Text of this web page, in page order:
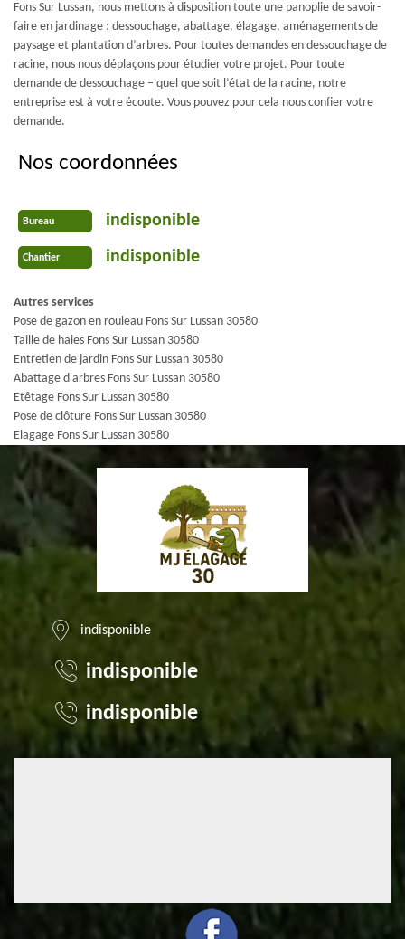
Fons Sur Lussan, nous mettons à disposition toute une panoplie de savoir-
faire en jardinage : dessouchage, abattage, élagage, aménagements de
paysage et plantation d’arbres. Pour toutes demandes en dessouchage de
racine, nous nous déplaçons pour étudier votre projet. Pour toute
demande de dessouchage – quel que soit l’état de la racine, notre
entreprise est à votre écoute. Vous pouvez pour cela nous confier votre
demande.
Nos coordonnées
Bureau indisponible
Chantier indisponible
Autres services
Pose de gazon en rouleau Fons Sur Lussan 30580
Taille de haies Fons Sur Lussan 30580
Entretien de jardin Fons Sur Lussan 30580
Abattage d'arbres Fons Sur Lussan 30580
Etêtage Fons Sur Lussan 30580
Pose de clôture Fons Sur Lussan 30580
Elagage Fons Sur Lussan 30580
indisponible
indisponible
indisponible